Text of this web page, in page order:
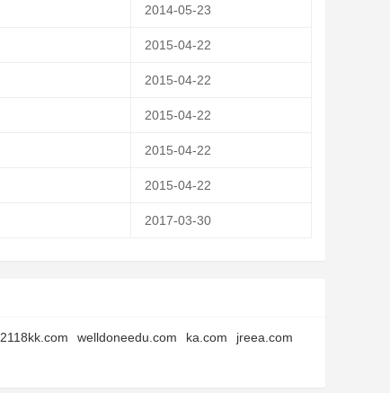
2014-05-23
2015-04-22
2015-04-22
2015-04-22
2015-04-22
2015-04-22
2017-03-30
2118kk.com welldoneedu.com ka.com
jreea.com